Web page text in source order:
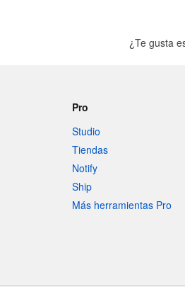
¿Te gusta
Pro
Studio
Tiendas
Notify
Ship
Más herramientas Pro